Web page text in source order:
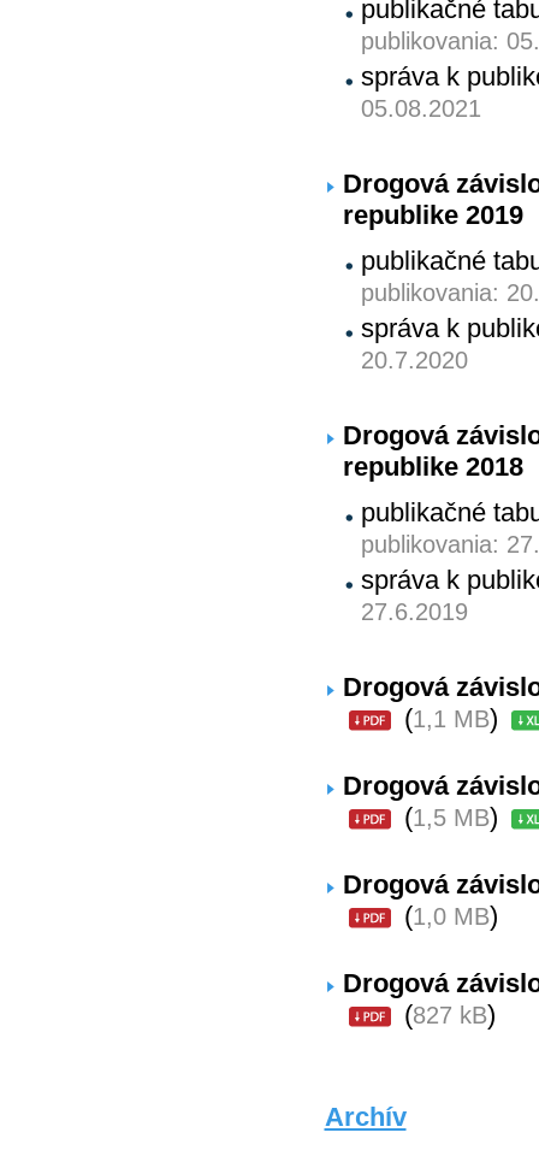
publikačné
publikovania:
správa k
05.08.2021
Drogová
republike 2019
publikačné
publikovania:
správa k
20.7.2020
Drogová
republike 2018
publikačné
publikovania:
správa k
27.6.2019
Drogová
(1,1 MB)
Drogová
(1,5 MB)
Drogová
(1,0 MB)
Drogová
(827 kB)
Archív